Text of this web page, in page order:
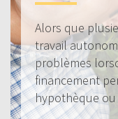
Alors que
travail
problèmes
financement
hypothèque